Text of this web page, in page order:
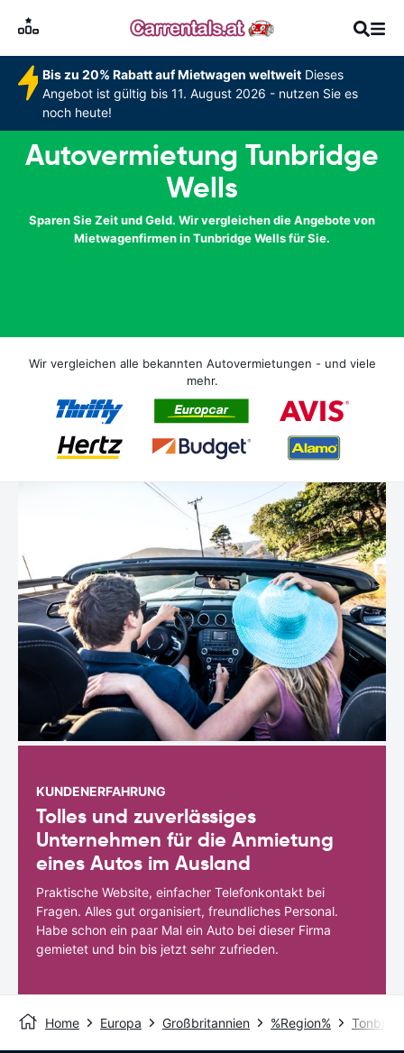
Bis zu 20% Rabatt auf Mietwagen weltweitDieses
Angebot ist gültig bis 11. August 2026 - nutzen Sie es
noch heute!
Autovermietung Tunbridge
Wells
Sparen Sie Zeit und Geld. Wir vergleichen die Angebote von
Mietwagenfirmen in Tunbridge Wells für Sie.
Wir vergleichen alle bekannten Autovermietungen - und viele
mehr.
KUNDENERFAHRUNG
Tolles und zuverlässiges
Unternehmen für die Anmietung
eines Autos im Ausland
Praktische Website, einfacher Telefonkontakt bei
Fragen. Alles gut organisiert, freundliches Personal.
Habe schon ein paar Mal ein Auto bei dieser Firma
gemietet und bin bis jetzt sehr zufrieden.
Home Europa Großbritannien %Region%